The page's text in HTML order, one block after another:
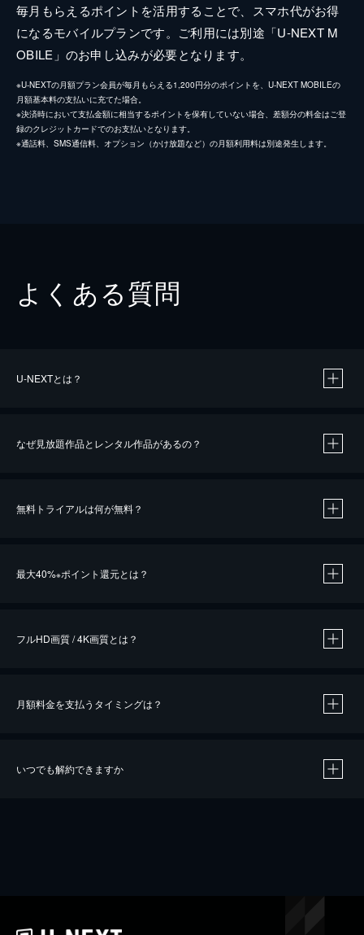
毎月もらえるポイントを活用することで、スマホ代がお得
になるモバイルプランです。ご利用には別途「U-NEXT M
OBILE」のお申し込みが必要となります。
※U-NEXTの月額プラン会員が毎月もらえる1,200円分のポイントを、U-NEXT MOBILEの
月額基本料の支払いに充てた場合。
※決済時において支払金額に相当するポイントを保有していない場合、差額分の料金はご登
録のクレジットカードでのお支払いとなります。
※通話料、SMS通信料、オプション（かけ放題など）の月額利用料は別途発生します。
よくある質問
U-NEXTとは？
なぜ見放題作品とレンタル作品があるの？
無料トライアルは何が無料？
最大40%※ポイント還元とは？
※40％ポイント還元の対象は、クレジットカード決済による作品の購入 / レンタルです。
iOSアプリのUコイン決済による作品の購入 / レンタルは、20％のポイント還元です。
フルHD画質 / 4K画質とは？
月額料金を支払うタイミングは？
いつでも解約できますか